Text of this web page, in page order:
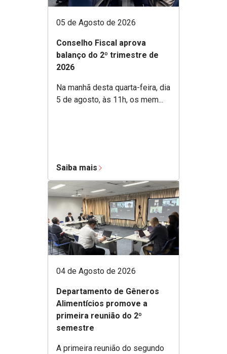
05 de Agosto de 2026
Conselho Fiscal aprova
balanço do 2º trimestre de
2026
Na manhã desta quarta-feira, dia
5 de agosto, às 11h, os mem...
Saiba mais
04 de Agosto de 2026
Departamento de Gêneros
Alimentícios promove a
primeira reunião do 2º
semestre
A primeira reunião do segundo